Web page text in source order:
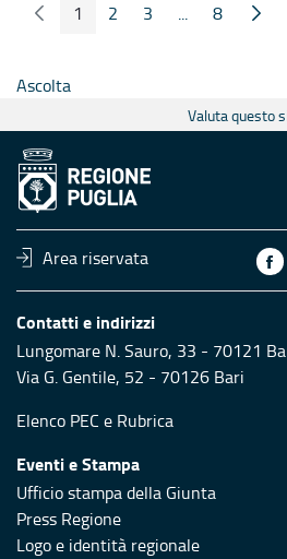
Pagina Precedente
Pagina
1 Pagina
2 Pagina
3 ...
PaginePagina
8
Ascolta
Valuta questo
Area riservata
Contatti e indirizzi
Lungomare N. Sauro, 33 - 70121
Via G. Gentile, 52 - 70126 Bari
Elenco PEC e Rubrica
Eventi e Stampa
Ufficio stampa della Giunta
Press Regione
Logo e identità regionale